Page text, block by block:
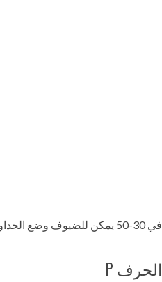
في 30-50 يمكن للضيوف وضع الجداول
الحرف P